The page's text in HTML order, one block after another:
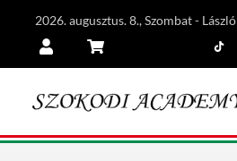
2026. augusztus. 8., Szombat - László